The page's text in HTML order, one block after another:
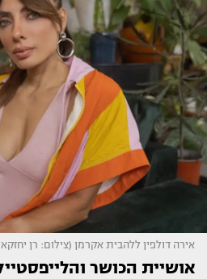
אירה דולפין ללהבית אקרמן (צילום: רן